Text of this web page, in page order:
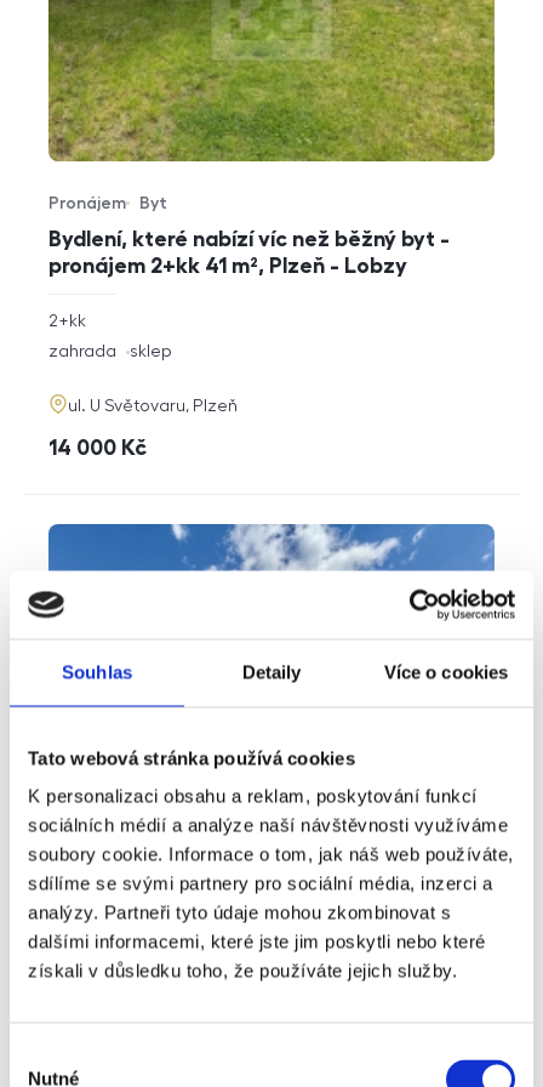
Souhlas Detaily Více o cookies
Tato webová stránka používá cookies
K personalizaci obsahu a reklam, poskytování funkcí
sociálních médií a analýze naší návštěvnosti využíváme
soubory cookie. Informace o tom, jak náš web používáte,
sdílíme se svými partnery pro sociální média, inzerci a
analýzy. Partneři tyto údaje mohou zkombinovat s
dalšími informacemi, které jste jim poskytli nebo které
získali v důsledku toho, že používáte jejich služby.
Nutné
Bydlení, které nabízí víc než běžný byt -
pronájem 2+kk 41 m², Plzeň - Lobzy
Typ nabídky
Pronájem
Typ nemovitosti
Byt
rozměry
dispozice
2+kk
funkce
zahrada sklep
adresa
ul. U Světovaru, Plzeň
cena
14 000 Kč
Prodej rodinné domy, 181 m² - Unhošť
Typ nabídky
Prodej
Typ nemovitosti
Dům
Virtuální prohlídka
360° video